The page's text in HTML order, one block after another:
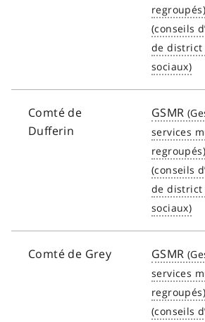
Comté de
Dufferin
GSMR
Comté de Grey GSMR